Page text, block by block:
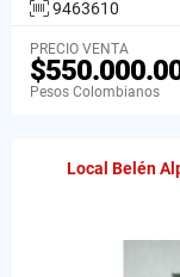
9463610
PRECIO VENTA
Pesos Colombianos
Local Belén